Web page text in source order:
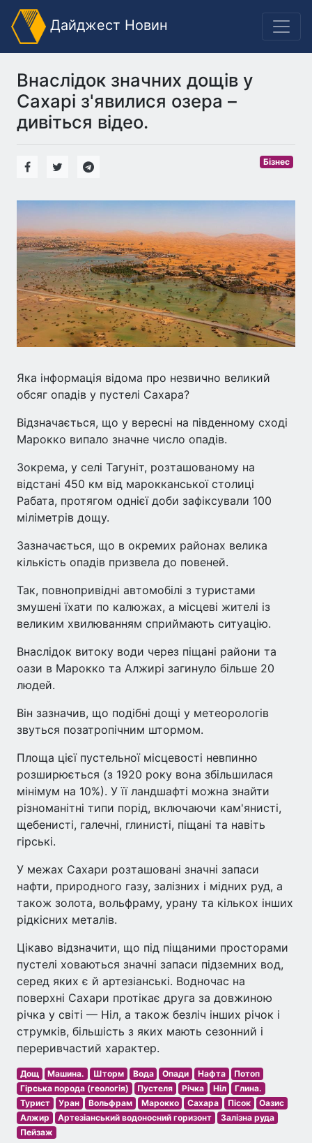
Дайджест Новин
Внаслідок значних дощів у
Сахарі з'явилися озера –
дивіться відео.
Бізнес
Яка інформація відома про незвично великий
обсяг опадів у пустелі Сахара?
Відзначається, що у вересні на південному сході
Марокко випало значне число опадів.
Зокрема, у селі Тагуніт, розташованому на
відстані 450 км від марокканської столиці
Рабата, протягом однієї доби зафіксували 100
міліметрів дощу.
Зазначається, що в окремих районах велика
кількість опадів призвела до повеней.
Так, повнопривідні автомобілі з туристами
змушені їхати по калюжах, а місцеві жителі із
великим хвилюванням сприймають ситуацію.
Внаслідок витоку води через піщані райони та
оази в Марокко та Алжирі загинуло більше 20
людей.
Він зазначив, що подібні дощі у метеорологів
звуться позатропічним штормом.
Площа цієї пустельної місцевості невпинно
розширюється (з 1920 року вона збільшилася
мінімум на 10%). У її ландшафті можна знайти
різноманітні типи порід, включаючи кам'янисті,
щебенисті, галечні, глинисті, піщані та навіть
гірські.
У межах Сахари розташовані значні запаси
нафти, природного газу, залізних і мідних руд, а
також золота, вольфраму, урану та кількох інших
рідкісних металів.
Цікаво відзначити, що під піщаними просторами
пустелі ховаються значні запаси підземних вод,
серед яких є й артезіанські. Водночас на
поверхні Сахари протікає друга за довжиною
річка у світі — Ніл, а також безліч інших річок і
струмків, більшість з яких мають сезонний і
переривчастий характер.
Дощ Машина. Шторм Вода Опади Нафта
Потоп
Гірська порода (геологія)
Пустеля Річка Ніл
Глина.
Турист
Уран Вольфрам Марокко Сахара Пісок
Оазис
Алжир
Артезіанський водоносний горизонт
Залізна руда
Пейзаж